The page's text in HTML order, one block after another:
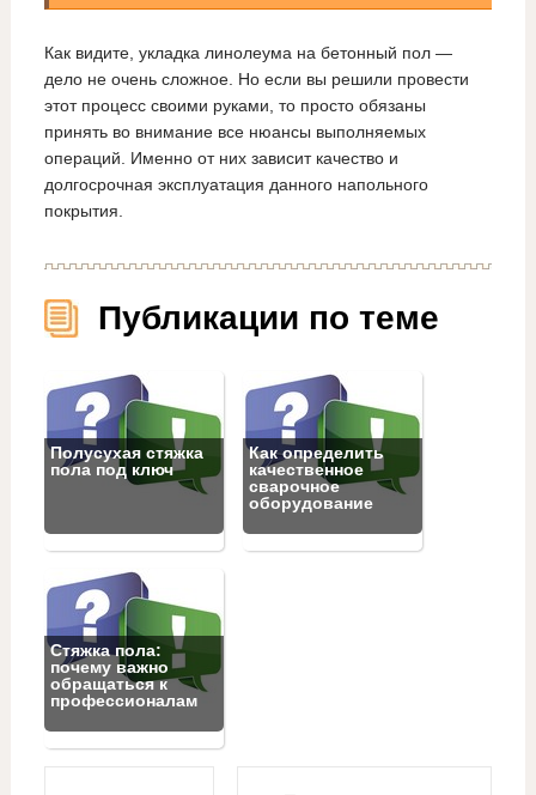
Как видите, укладка линолеума на бетонный пол —
дело не очень сложное. Но если вы решили провести
этот процесс своими руками, то просто обязаны
принять во внимание все нюансы выполняемых
операций. Именно от них зависит качество и
долгосрочная эксплуатация данного напольного
покрытия.
Публикации по теме
Полусухая стяжка
пола под ключ
Как определить
качественное
сварочное
оборудование
Стяжка пола:
почему важно
обращаться к
профессионалам